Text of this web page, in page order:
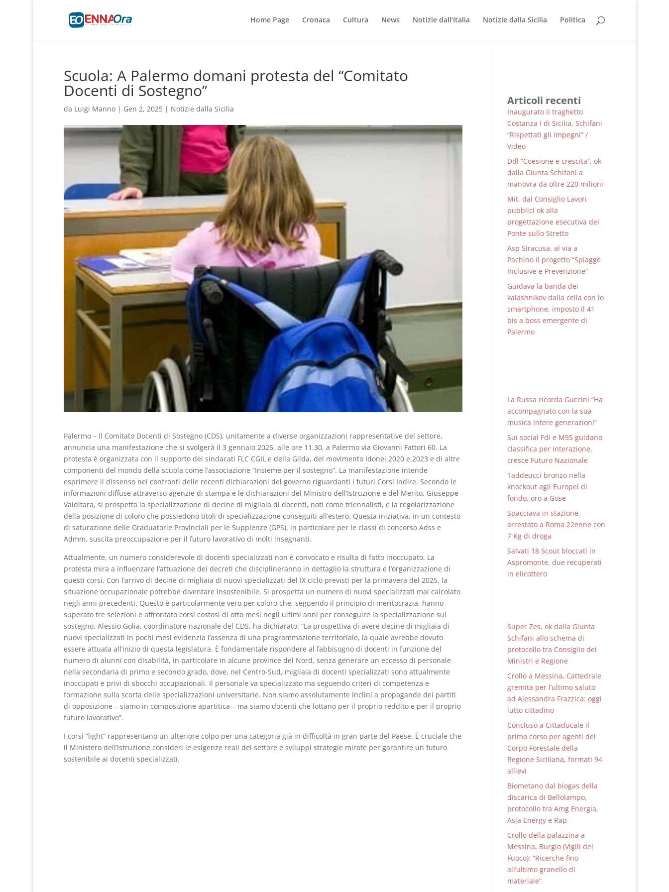
Home Page Cronaca Cultura News Notizie dall’Italia Notizie dalla Sicilia Politica
Scuola: A Palermo domani protesta del “Comitato
Docenti di Sostegno”
da Luigi Manno| Gen 2, 2025| Notizie dalla Sicilia
Palermo – Il Comitato Docenti di Sostegno (CDS), unitamente a diverse organizzazioni rappresentative del settore,
annuncia una manifestazione che si svolgerà il 3 gennaio 2025, alle ore 11.30, a Palermo via Giovanni Fattori 60. La
protesta è organizzata con il supporto dei sindacati FLC CGIL e della Gilda, del movimento Idonei 2020 e 2023 e di altre
componenti del mondo della scuola come l’associazione “Insieme per il sostegno”. La manifestazione intende
esprimere il dissenso nei confronti delle recenti dichiarazioni del governo riguardanti i futuri Corsi Indire. Secondo le
informazioni diffuse attraverso agenzie di stampa e le dichiarazioni del Ministro dell’Istruzione e del Merito, Giuseppe
Valditara, si prospetta la specializzazione di decine di migliaia di docenti, noti come triennalisti, e la regolarizzazione
della posizione di coloro che possiedono titoli di specializzazione conseguiti all’estero. Questa iniziativa, in un contesto
di saturazione delle Graduatorie Provinciali per le Supplenze (GPS), in particolare per le classi di concorso Adss e
Admm, suscita preoccupazione per il futuro lavorativo di molti insegnanti.
Attualmente, un numero considerevole di docenti specializzati non è convocato e risulta di fatto inoccupato. La
protesta mira a influenzare l’attuazione dei decreti che disciplineranno in dettaglio la struttura e l’organizzazione di
questi corsi. Con l’arrivo di decine di migliaia di nuovi specializzati del IX ciclo previsti per la primavera del 2025, la
situazione occupazionale potrebbe diventare insostenibile. Si prospetta un numero di nuovi specializzati mai calcolato
negli anni precedenti. Questo è particolarmente vero per coloro che, seguendo il principio di meritocrazia, hanno
superato tre selezioni e affrontato corsi costosi di otto mesi negli ultimi anni per conseguire la specializzazione sul
sostegno. Alessio Golia, coordinatore nazionale del CDS, ha dichiarato: “La prospettiva di avere decine di migliaia di
nuovi specializzati in pochi mesi evidenzia l’assenza di una programmazione territoriale, la quale avrebbe dovuto
essere attuata all’inizio di questa legislatura. È fondamentale rispondere al fabbisogno di docenti in funzione del
numero di alunni con disabilità, in particolare in alcune province del Nord, senza generare un eccesso di personale
nella secondaria di primo e secondo grado, dove, nel Centro-Sud, migliaia di docenti specializzati sono attualmente
inoccupati e privi di sbocchi occupazionali. Il personale va specializzato ma seguendo criteri di competenza e
formazione sulla scorta delle specializzazioni universitarie. Non siamo assolutamente inclini a propagande dei partiti
di opposizione – siamo in composizione apartitica – ma siamo docenti che lottano per il proprio reddito e per il proprio
futuro lavorativo”.
I corsi “light” rappresentano un ulteriore colpo per una categoria già in difficoltà in gran parte del Paese. È cruciale che
il Ministero dell’Istruzione consideri le esigenze reali del settore e sviluppi strategie mirate per garantire un futuro
sostenibile ai docenti specializzati.
Articoli recenti
Inaugurato il traghetto
Costanza I di Sicilia, Schifani
“Rispettati gli impegni” /
Video
Ddl “Coesione e crescita”, ok
dalla Giunta Schifani a
manovra da oltre 220 milioni
Mit, dal Consiglio Lavori
pubblici ok alla
progettazione esecutiva del
Ponte sullo Stretto
Asp Siracusa, al via a
Pachino il progetto “Spiagge
Inclusive e Prevenzione”
Guidava la banda dei
kalashnikov dalla cella con lo
smartphone, imposto il 41
bis a boss emergente di
Palermo
La Russa ricorda Guccini “Ha
accompagnato con la sua
musica intere generazioni”
Sui social FdI e M5S guidano
classifica per interazione,
cresce Futuro Nazionale
Taddeucci bronzo nella
knockout agli Europei di
fondo, oro a Gose
Spacciava in stazione,
arrestato a Roma 22enne con
7 Kg di droga
Salvati 18 Scout bloccati in
Aspromonte, due recuperati
in elicottero
Super Zes, ok dalla Giunta
Schifani allo schema di
protocollo tra Consiglio dei
Ministri e Regione
Crollo a Messina, Cattedrale
gremita per l’ultimo saluto
ad Alessandra Frazzica: oggi
lutto cittadino
Concluso a Cittaducale il
primo corso per agenti del
Corpo Forestale della
Regione Siciliana, formati 94
allievi
Biometano dal biogas della
discarica di Bellolampo,
protocollo tra Amg Energia,
Asja Energy e Rap
Crollo della palazzina a
Messina, Burgio (Vigili del
Fuoco): “Ricerche fino
all’ultimo granello di
materiale”